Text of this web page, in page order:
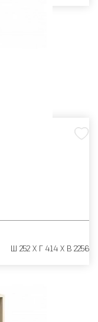
Ш 252 X Г 414 X В 2256